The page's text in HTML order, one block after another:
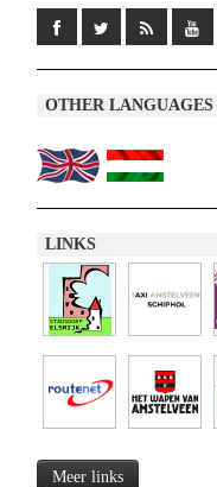
OTHER LANGUAGES
LINKS
Meer links